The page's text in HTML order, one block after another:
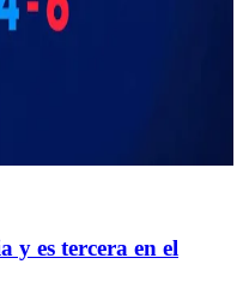
y es tercera en el